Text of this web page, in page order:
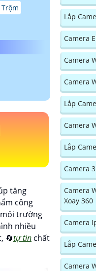
tăng
công
môi trường
nhiều
🔄tự tin chất
Lắp
Camera
Camera
Camera
Lắp
Camera
Lắp
Camera
Camera
Xoay 360
Camera
Lắp
Camera